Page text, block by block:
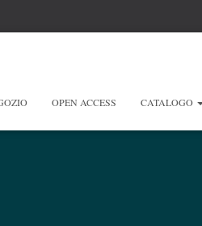
OPEN ACCESS CATALOGO